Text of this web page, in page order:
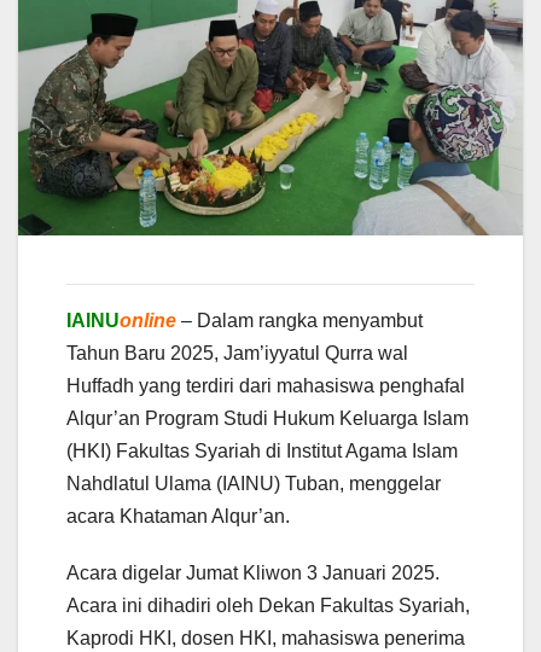
IAINUonline – Dalam rangka menyambut
Tahun Baru 2025, Jam’iyyatul Qurra wal
Huffadh yang terdiri dari mahasiswa penghafal
Alqur’an Program Studi Hukum Keluarga Islam
(HKI) Fakultas Syariah di Institut Agama Islam
Nahdlatul Ulama (IAINU) Tuban, menggelar
acara Khataman Alqur’an.
Acara digelar Jumat Kliwon 3 Januari 2025.
Acara ini dihadiri oleh Dekan Fakultas Syariah,
Kaprodi HKI, dosen HKI, mahasiswa penerima